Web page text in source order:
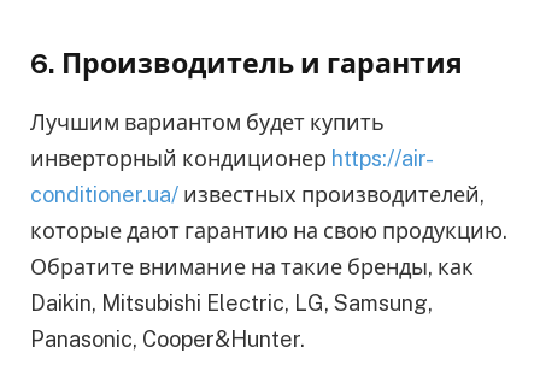
6. Производитель и гарантия
Лучшим вариантом будет купить
инверторный кондиционер https://air-
conditioner.ua/ известных производителей,
которые дают гарантию на свою продукцию.
Обратите внимание на такие бренды, как
Daikin, Mitsubishi Electric, LG, Samsung,
Panasonic, Cooper&Hunter.